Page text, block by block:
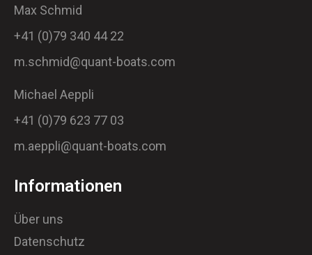
Max Schmid
+41 (0)79 340 44 22
m.schmid@quant-boats.com
Michael Aeppli
+41 (0)79 623 77 03
m.aeppli@quant-boats.com
Informationen
Über uns
Datenschutz